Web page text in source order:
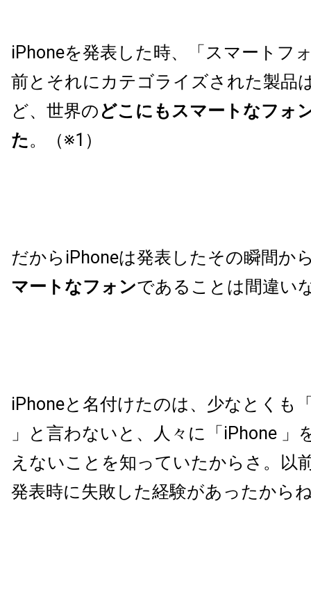
iPhoneを発表した時、「スマートフ
前とそれにカテゴライズされた製品
ど、世界の どこにもスマートなフォ
た。（※1）
だからiPhoneは発表したその瞬間か
マートなフォンであることは間違い
iPhoneと名付けたのは、少なとくも
」と言わないと、人々に「iPhone 」
えないことを知っていたからさ。以
発表時に失敗した経験があったから